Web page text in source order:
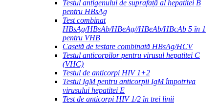
Testul antigenului de suprafață al hepatitei B
pentru HBsAg
Test combinat
HBsAg/HBsAb/HBeAg//HBeAb/HBcAb 5 în 1
pentru VHB
Casetă de testare combinată HBsAg/HCV
Testul anticorpilor pentru virusul hepatitei C
(VHC)
Testul de anticorpi HIV 1+2
Testul IgM pentru anticorpii IgM împotriva
virusului hepatitei E
Test de anticorpi HIV 1/2 în trei linii